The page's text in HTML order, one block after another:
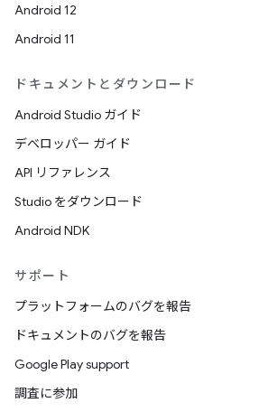
Android 12
Android 11
ドキュメントとダウンロード
Android Studio ガイド
デベロッパー ガイド
API リファレンス
Studio をダウンロード
Android NDK
サポート
プラットフォームのバグを報告
ドキュメントのバグを報告
Google Play support
調査に参加